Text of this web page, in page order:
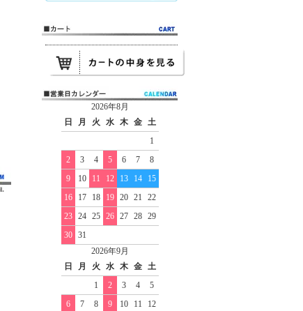
2026年8月
日
月 火 水 木 金
土
1
2
3 4 5 6 7
8
9
10 11 12 13 14
15
16
17 18 19 20 21
22
23
24 25 26 27 28
29
30
31
2026年9月
日
月 火 水 木 金
土
1
2 3 4
5
6
7 8 9 10 11
12